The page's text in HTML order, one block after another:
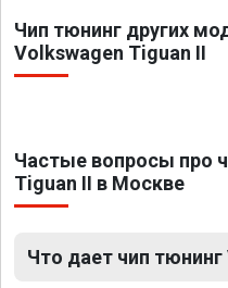
Чип тюнинг других
Volkswagen Tiguan II
Частые вопросы про
Tiguan II в Москве
Что дает чип